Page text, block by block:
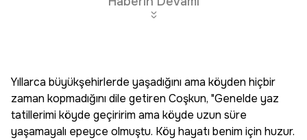
Yıllarca büyükşehirlerde yaşadığını ama köyden hiçbir
zaman kopmadığını dile getiren Coşkun, "Genelde yaz
tatillerimi köyde geçiririm ama köyde uzun süre
yaşamayalı epeyce olmuştu. Köy hayatı benim için huzur.